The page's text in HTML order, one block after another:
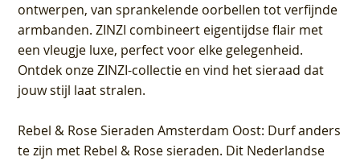
ontwerpen, van sprankelende oorbellen tot verfijnde
armbanden. ZINZI combineert eigentijdse flair met
een vleugje luxe, perfect voor elke gelegenheid.
Ontdek onze ZINZI-collectie en vind het sieraad dat
jouw stijl laat stralen.
Rebel & Rose Sieraden Amsterdam Oost: Durf anders
te zijn met Rebel & Rose sieraden. Dit Nederlandse